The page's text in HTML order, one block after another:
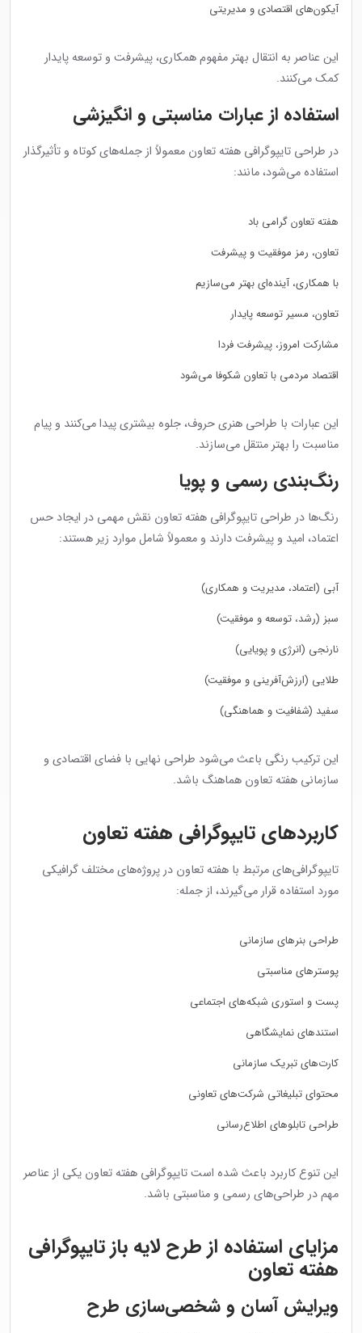
آیکون‌های اقتصادی و مدیریتی
این عناصر به انتقال بهتر مفهوم همکاری، پیشرفت و توسعه پایدار
کمک می‌کنند.
استفاده از عبارات مناسبتی و انگیزشی
در طراحی تایپوگرافی هفته تعاون معمولاً از جمله‌های کوتاه و تأثیرگذار
استفاده می‌شود، مانند:
هفته تعاون گرامی باد
تعاون، رمز موفقیت و پیشرفت
با همکاری، آینده‌ای بهتر می‌سازیم
تعاون، مسیر توسعه پایدار
مشارکت امروز، پیشرفت فردا
اقتصاد مردمی با تعاون شکوفا می‌شود
این عبارات با طراحی هنری حروف، جلوه بیشتری پیدا می‌کنند و پیام
مناسبت را بهتر منتقل می‌سازند.
رنگ‌بندی رسمی و پویا
رنگ‌ها در طراحی تایپوگرافی هفته تعاون نقش مهمی در ایجاد حس
اعتماد، امید و پیشرفت دارند و معمولاً شامل موارد زیر هستند:
آبی (اعتماد، مدیریت و همکاری)
سبز (رشد، توسعه و موفقیت)
نارنجی (انرژی و پویایی)
طلایی (ارزش‌آفرینی و موفقیت)
سفید (شفافیت و هماهنگی)
این ترکیب رنگی باعث می‌شود طراحی نهایی با فضای اقتصادی و
سازمانی هفته تعاون هماهنگ باشد.
کاربردهای تایپوگرافی هفته تعاون
تایپوگرافی‌های مرتبط با هفته تعاون در پروژه‌های مختلف گرافیکی
مورد استفاده قرار می‌گیرند، از جمله:
طراحی بنرهای سازمانی
پوسترهای مناسبتی
پست و استوری شبکه‌های اجتماعی
استندهای نمایشگاهی
کارت‌های تبریک سازمانی
محتوای تبلیغاتی شرکت‌های تعاونی
طراحی تابلوهای اطلاع‌رسانی
این تنوع کاربرد باعث شده است تایپوگرافی هفته تعاون یکی از عناصر
مهم در طراحی‌های رسمی و مناسبتی باشد.
مزایای استفاده از طرح لایه باز تایپوگرافی
هفته تعاون
ویرایش آسان و شخصی‌سازی طرح